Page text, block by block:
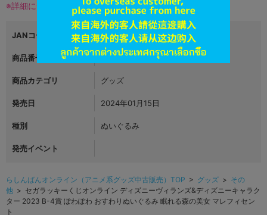
※詳細につきましてはコチラ
JANコード 4580779543091
商品番号 L05579486
商品カテゴリ グッズ
発売日 2024年01月15日
種別 ぬいぐるみ
発売イベント
らしんばんオンライン（アニメ系グッズ中古販売）TOP > グッズ > その
他 > セガラッキーくじオンライン ディズニーヴィランズ&ディズニーキャラク
ター 2023 B-4賞 ぽわぽわ おすわりぬいぐるみ 眠れる森の美女 マレフィセン
ト